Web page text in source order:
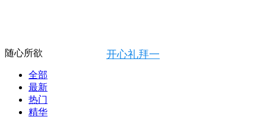
开心礼拜一
随心所欲
全部
最新
热门
精华